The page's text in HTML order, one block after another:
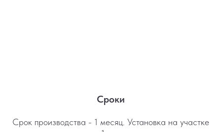
Сроки
Срок производства - 1 месяц. Установка на участке